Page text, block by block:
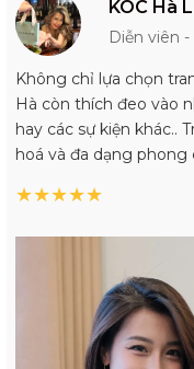
KOC Hà
Diễn viên
Không chỉ lựa chọn
Hà còn thích đeo vào
hay các sự kiện khác..
hoá và đa dạng phong
★★★★★